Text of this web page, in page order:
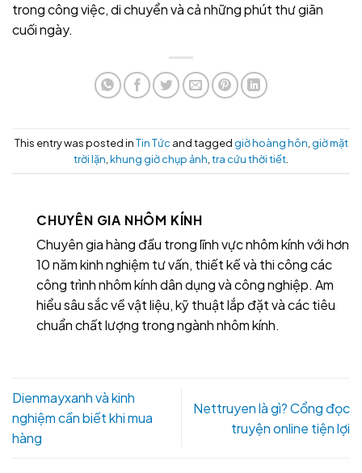
trong công việc, di chuyển và cả những phút thư giãn
cuối ngày.
This entry was posted inTin Tức and tagged giờ hoàng hôn giờ mặt
trời lặn khung giờ chụp ảnh tra cứu thời tiết
CHUYÊN GIA NHÔM KÍNH
Chuyên gia hàng đầu trong lĩnh vực nhôm kính với hơn
10 năm kinh nghiệm tư vấn, thiết kế và thi công các
công trình nhôm kính dân dụng và công nghiệp. Am
hiểu sâu sắc về vật liệu, kỹ thuật lắp đặt và các tiêu
chuẩn chất lượng trong ngành nhôm kính.
Dienmayxanh và kinh
nghiệm cần biết khi mua
hàng
Nettruyen là gì? Cổng đọc
truyện online tiện lợi